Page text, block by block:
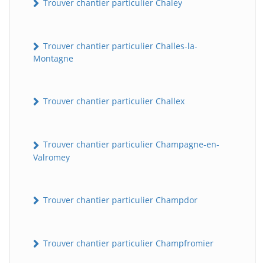
Trouver chantier particulier Chaley
Trouver chantier particulier Challes-la-
Montagne
Trouver chantier particulier Challex
Trouver chantier particulier Champagne-en-
Valromey
Trouver chantier particulier Champdor
Trouver chantier particulier Champfromier